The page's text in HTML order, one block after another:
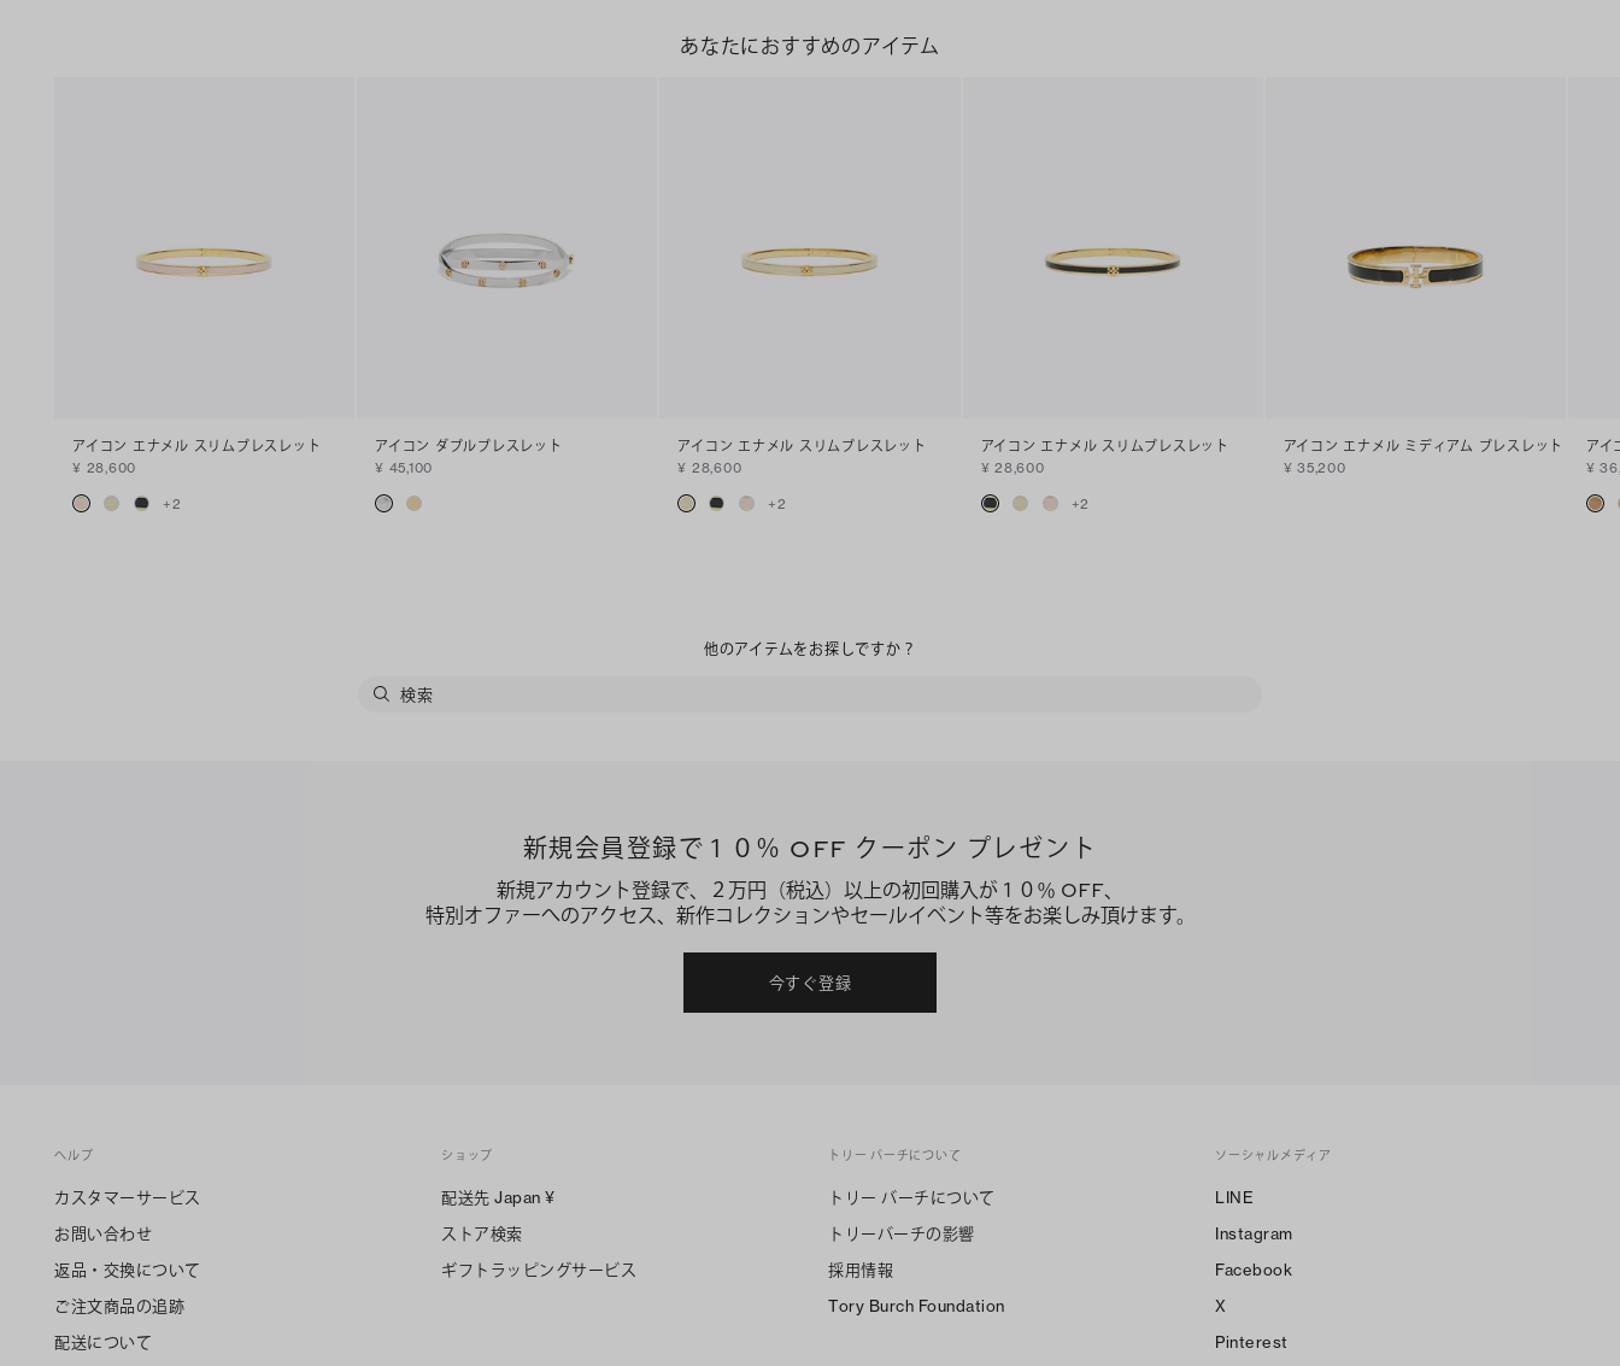
あなたにおすすめのアイテム
アイコン エナメル スリムブレスレット
¥ 28,600
+2
アイコン ダブルブレスレット
¥ 45,100
アイコン エナメル スリムブレスレット
¥ 28,600
+2
アイコン エナメル スリムブレスレット
¥ 28,600
+2
アイコン エナメル ミディアム ブレスレット
¥ 35,200
アイ
¥
他のアイテムをお探しですか？
新規会員登録で１０％ OFF クーポン プレゼント
新規アカウント登録で、２万円（税込）以上の初回購入が１０％ OFF、
特別オファーへのアクセス、新作コレクションやセールイベント等をお楽しみ頂けます。
今すぐ登録
ヘルプ
カスタマーサービス
お問い合わせ
返品・交換について
ご注文商品の追跡
配送について
ショップ
配送先 Japan ¥
ストア検索
ギフトラッピングサービス
トリー バーチについて
トリー バーチについて
トリーバーチの影響
採用情報
Tory Burch Foundation
ソーシャルメディア
LINE
Instagram
Facebook
X
Pinterest